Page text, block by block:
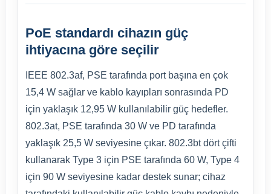
PoE standardı cihazın güç
ihtiyacına göre seçilir
IEEE 802.3af, PSE tarafında port başına en çok
15,4 W sağlar ve kablo kayıpları sonrasında PD
için yaklaşık 12,95 W kullanılabilir güç hedefler.
802.3at, PSE tarafında 30 W ve PD tarafında
yaklaşık 25,5 W seviyesine çıkar. 802.3bt dört çifti
kullanarak Type 3 için PSE tarafında 60 W, Type 4
için 90 W seviyesine kadar destek sunar; cihaz